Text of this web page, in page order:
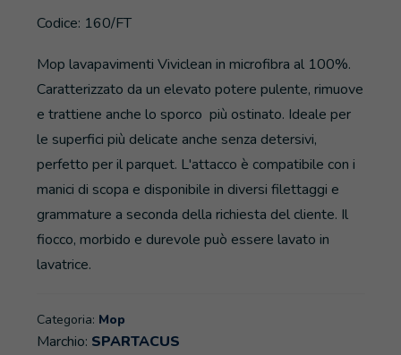
Codice: 160/FT
Mop lavapavimenti Viviclean in microfibra al 100%.
Caratterizzato da un elevato potere pulente, rimuove
e trattiene anche lo sporco più ostinato. Ideale per
le superfici più delicate anche senza detersivi,
perfetto per il parquet. L'attacco è compatibile con i
manici di scopa e disponibile in diversi filettaggi e
grammature a seconda della richiesta del cliente. Il
fiocco, morbido e durevole può essere lavato in
lavatrice.
Categoria: Mop
Marchio: SPARTACUS